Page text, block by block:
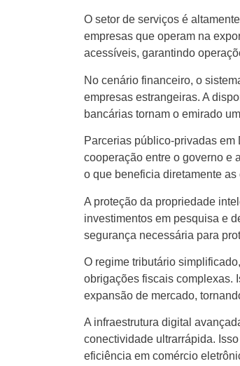
O setor de serviços é
empresas que operam na
acessíveis, garantindo
No cenário financeiro, o
empresas estrangeiras. A
bancárias tornam o emirado
Parcerias público-privadas
cooperação entre o governo e
o que beneficia diretamente
A proteção da propriedade
investimentos em pesquisa e
segurança necessária para
O regime tributário
obrigações fiscais complexas.
expansão de mercado,
A infraestrutura digital
conectividade ultrarrápida.
eficiência em comércio